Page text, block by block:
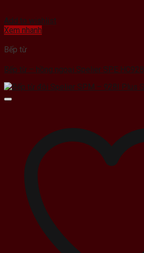
Add to wishlist
Xem nhanh
Bếp từ
Bếp từ – hồng ngoại Spelier SPE HC928